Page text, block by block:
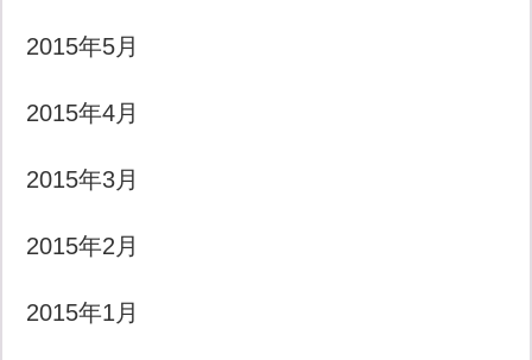
2015年5月
2015年4月
2015年3月
2015年2月
2015年1月